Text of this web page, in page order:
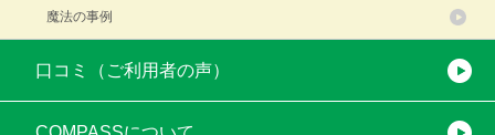
魔法の事例
口コミ（ご利用者の声）